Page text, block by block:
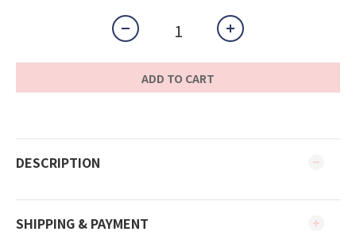
ADD TO CART
DESCRIPTION
SHIPPING & PAYMENT